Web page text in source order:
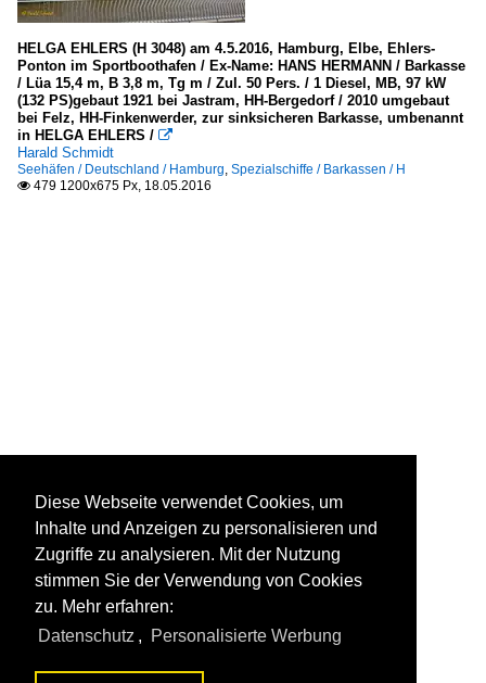
HELGA EHLERS (H 3048) am 4.5.2016, Hamburg, Elbe, Ehlers-
Ponton im Sportboothafen / Ex-Name: HANS HERMANN / Barkasse
/ Lüa 15,4 m, B 3,8 m, Tg m / Zul. 50 Pers. / 1 Diesel, MB, 97 kW
(132 PS)gebaut 1921 bei Jastram, HH-Bergedorf / 2010 umgebaut
bei Felz, HH-Finkenwerder, zur sinksicheren Barkasse, umbenannt
in HELGA EHLERS / 
Harald Schmidt
Seehäfen / Deutschland / Hamburg Spezialschiffe / Barkassen / H
 479 1200x675 Px, 18.05.2016
Diese Webseite verwendet Cookies, um
Inhalte und Anzeigen zu personalisieren und
Zugriffe zu analysieren. Mit der Nutzung
stimmen Sie der Verwendung von Cookies
zu. Mehr erfahren:
Datenschutz , Personalisierte Werbung